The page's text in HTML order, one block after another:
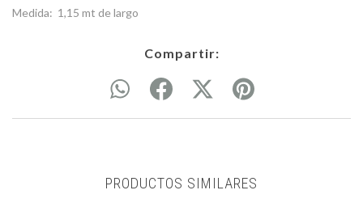
Medida: 1,15 mt de largo
Compartir:
PRODUCTOS SIMILARES